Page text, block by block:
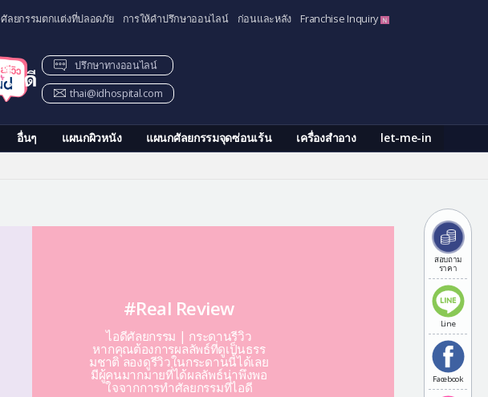
ศัลยกรรมตกแต่งที่ปลอดภัย การให้คำปรึกษาออนไลน์ ก่อนและหลัง Franchise Inquiry
อื่นๆ แผนกผิวหนัง แผนกศัลยกรรมจุดซ่อนเร้น เครื่องสำอาง
let-me-in
ปรึกษาทางออนไลน์
thai@idhospital.com
สอบถาม
ราคา
Line
Facebook
#Real Review
ไอดีศัลยกรรม | กระดานรีวิว
หากคุณต้องการผลลัพธ์ที่ดูเป็นธรร
มชาติ ลองดูรีวิวในกระดานนี้ได้เลย
มีผู้คนมากมายที่ได้ผลลัพธ์น่าพึงพอ
ใจจากการทำศัลยกรรมที่ไอดี